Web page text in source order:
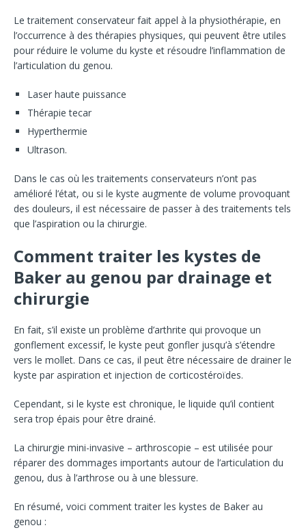
Le traitement conservateur fait appel à la physiothérapie, en
l’occurrence à des thérapies physiques, qui peuvent être utiles
pour réduire le volume du kyste et résoudre l’inflammation de
l’articulation du genou.
Laser haute puissance
Thérapie tecar
Hyperthermie
Ultrason.
Dans le cas où les traitements conservateurs n’ont pas
amélioré l’état, ou si le kyste augmente de volume provoquant
des douleurs, il est nécessaire de passer à des traitements tels
que l’aspiration ou la chirurgie.
Comment traiter les kystes de
Baker au genou par drainage et
chirurgie
En fait, s’il existe un problème d’arthrite qui provoque un
gonflement excessif, le kyste peut gonfler jusqu’à s’étendre
vers le mollet. Dans ce cas, il peut être nécessaire de drainer le
kyste par aspiration et injection de corticostéroïdes.
Cependant, si le kyste est chronique, le liquide qu’il contient
sera trop épais pour être drainé.
La chirurgie mini-invasive – arthroscopie – est utilisée pour
réparer des dommages importants autour de l’articulation du
genou, dus à l’arthrose ou à une blessure.
En résumé, voici comment traiter les kystes de Baker au
genou :